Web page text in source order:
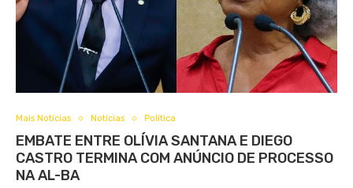
Mais Notícias Notícias Política
EMBATE ENTRE OLÍVIA SANTANA E DIEGO
CASTRO TERMINA COM ANÚNCIO DE PROCESSO
NA AL-BA